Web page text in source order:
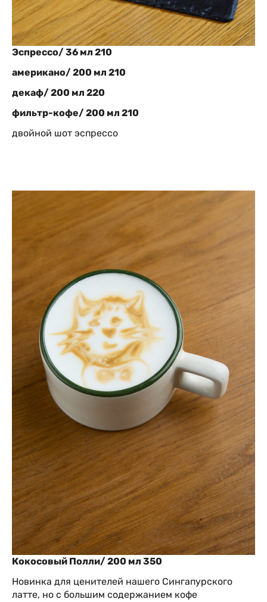
Эспрессо/ 36 мл 210
американо/ 200 мл 210
декаф/ 200 мл 220
фильтр-кофе/ 200 мл 210
двойной шот эспрессо
Кокосовый Полли/ 200 мл 350
Новинка для ценителей нашего Сингапурского
латте, но с большим содержанием кофе